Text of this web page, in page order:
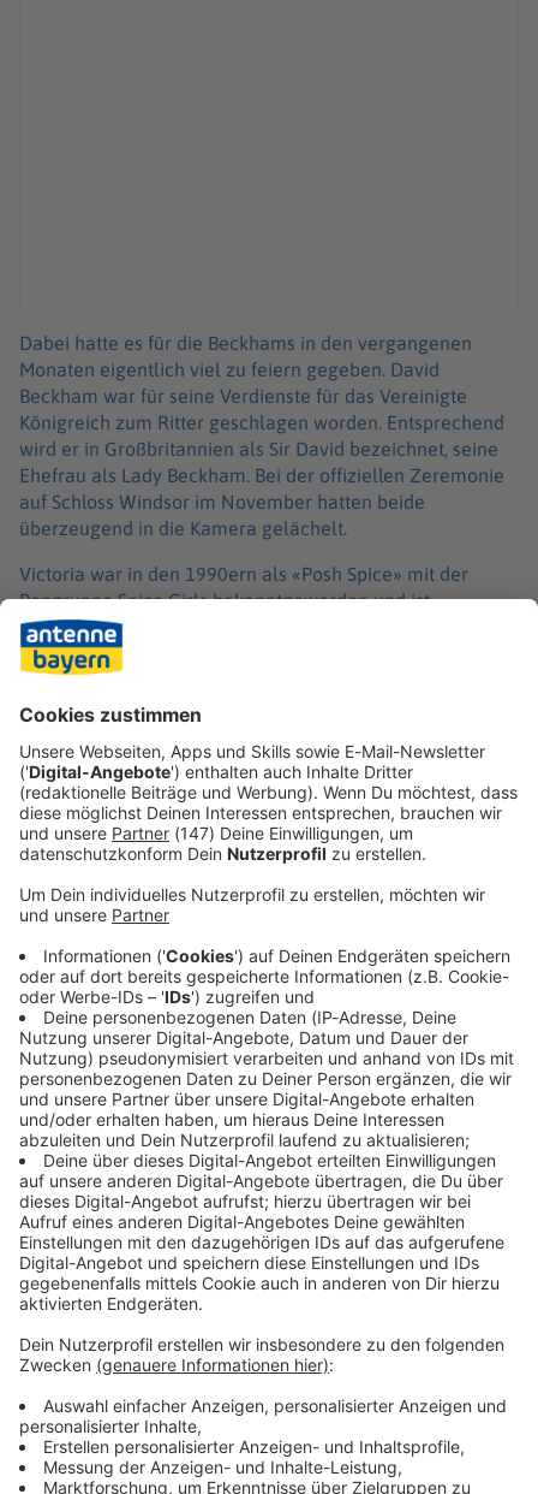
Dabei hatte es für die Beckhams in den vergangenen
Monaten eigentlich viel zu feiern gegeben. David
Beckham war für seine Verdienste für das Vereinigte
Königreich zum Ritter geschlagen worden. Entsprechend
wird er in Großbritannien als Sir David bezeichnet, seine
Ehefrau als Lady Beckham. Bei der offiziellen Zeremonie
auf Schloss Windsor im November hatten beide
überzeugend in die Kamera gelächelt.
Victoria war in den 1990ern als «Posh Spice» mit der
Popgruppe Spice Girls bekanntgeworden und ist
mindestens ähnlich berühmt wie ihr Mann. Als Fußballer
hatte David Beckham insbesondere mit Manchester
United und Real Madrid große Erfolge gefeiert. Die
englische Nationalmannschaft hatte er jahrelang als
Immer auf dem Laufenden
bleiben!
Verpass' nichts mehr - mit unserem kostenlosen
ANTENNE BAYERN Newsletter. Ob Nachrichten,
Lifestyle oder unsere neuesten Aktionen - wir
informieren dich.
Zum Newsletter anmelden